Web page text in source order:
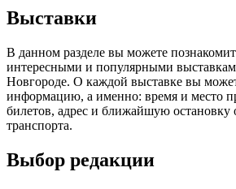
Выставки
В данном разделе вы можете
интересными и популярными
Новгороде. О каждой выставке вы
информацию, а именно: время и место
билетов, адрес и ближайшую остановку
транспорта.
Выбор редакции